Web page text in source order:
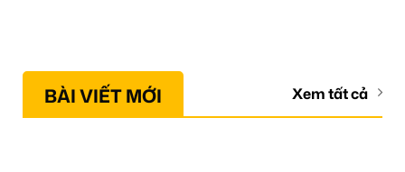
BÀI VIẾT MỚI Xem tất cả